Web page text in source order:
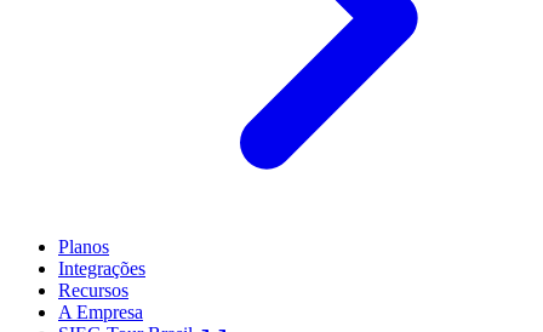
Planos
Integrações
Recursos
A Empresa